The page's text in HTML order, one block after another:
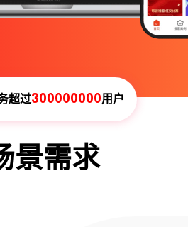
超过300000000用户
景需求